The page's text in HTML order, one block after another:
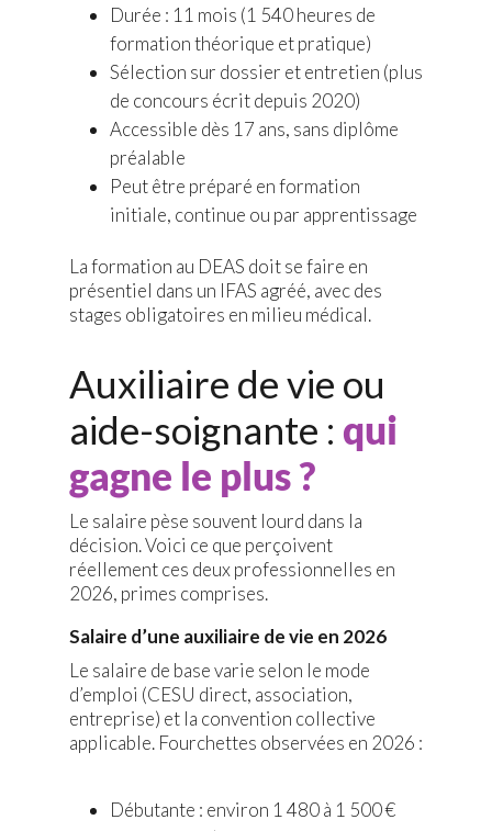
Durée : 11 mois (1 540 heures de
formation théorique et pratique)
Sélection sur dossier et entretien (plus
de concours écrit depuis 2020)
Accessible dès 17 ans, sans diplôme
préalable
Peut être préparé en formation
initiale, continue ou par apprentissage
La formation au DEAS doit se faire en
présentiel dans un IFAS agréé, avec des
stages obligatoires en milieu médical.
Auxiliaire de vie ou
aide-soignante : qui
gagne le plus ?
Le salaire pèse souvent lourd dans la
décision. Voici ce que perçoivent
réellement ces deux professionnelles en
2026, primes comprises.
Salaire d’une auxiliaire de vie en 2026
Le salaire de base varie selon le mode
d’emploi (CESU direct, association,
entreprise) et la convention collective
applicable. Fourchettes observées en 2026 :
Débutante : environ 1 480 à 1 500 €